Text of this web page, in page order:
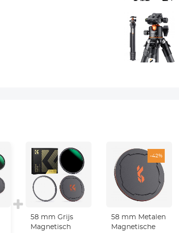
58 mm Grijs
Magnetisch
-42%
58 mm Metalen
Magnetische